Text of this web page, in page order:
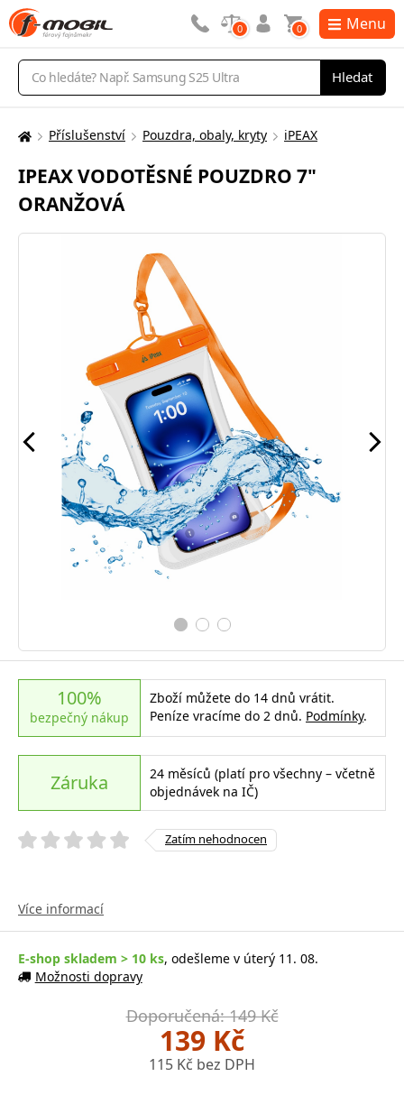
Vyhledávání
Hledat
0 0 Menu
Zde
nacházíte:
Příslušenství Pouzdra, obaly, kryty iPEAX
IPEAX VODOTĚSNÉ POUZDRO 7"
ORANŽOVÁ
100%
bezpečný nákup
Zboží můžete do 14 dnů vrátit.
Peníze vracíme do 2 dnů. Podmínky.
Záruka
24 měsíců (platí pro všechny – včetně
objednávek na IČ)
Zatím nehodnocen
Více informací
E-shop skladem > 10 ks, odešleme v úterý 11. 08.
Možnosti dopravy
Doporučená: 149 Kč
139 Kč
115 Kč bez DPH